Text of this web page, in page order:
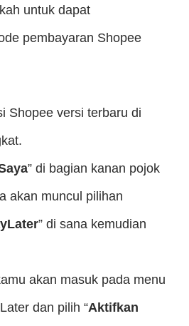
untuk dapat
pembayaran Shopee
Shopee versi terbaru di
” di bagian kanan pojok
akan muncul pilihan
” di sana kemudian
akan masuk pada menu
dan pilih “Aktifkan